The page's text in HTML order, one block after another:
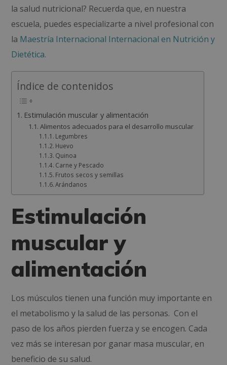
la salud nutricional? Recuerda que, en nuestra
escuela, puedes especializarte a nivel profesional con
la Maestría Internacional Internacional en Nutrición y
Dietética.
Índice de contenidos
Estimulación muscular y alimentación
Alimentos adecuados para el desarrollo muscular
Legumbres
Huevo
Quinoa
Carne y Pescado
Frutos secos y semillas
Arándanos
Estimulación
muscular y
alimentación
Los músculos tienen una función muy importante en
el metabolismo y la salud de las personas. Con el
paso de los años pierden fuerza y se encogen. Cada
vez más se interesan por ganar masa muscular, en
beneficio de su salud.